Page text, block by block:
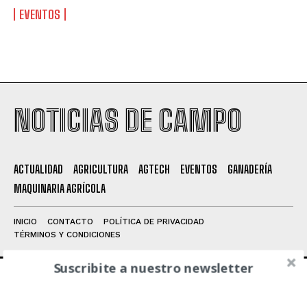
Suscribite al Newsletter
Leí y acepto laPolítica de Privacidad
EVENTOS
NOTICIAS DE CAMPO
ACTUALIDAD AGRICULTURA AGTECH EVENTOS
GANADERÍA
MAQUINARIA AGRÍCOLA
INICIO CONTACTO
POLÍTICA DE PRIVACIDAD
TÉRMINOS Y CONDICIONES
Suscribite a nuestro newsletter